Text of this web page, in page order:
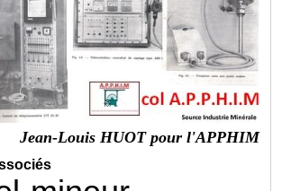
Jean-Louis HUOT pour l'APPHIM